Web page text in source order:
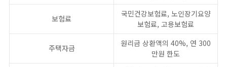
보험료
국민건강보험료, 노인장기요양
보험료, 고용보험료
주택자금
원리금 상환액의 40%, 연 300
만원 한도